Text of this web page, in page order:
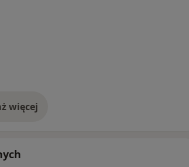
więcej
o adresie